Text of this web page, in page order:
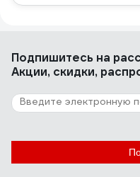
Подпишитесь на
Акции, скидки,